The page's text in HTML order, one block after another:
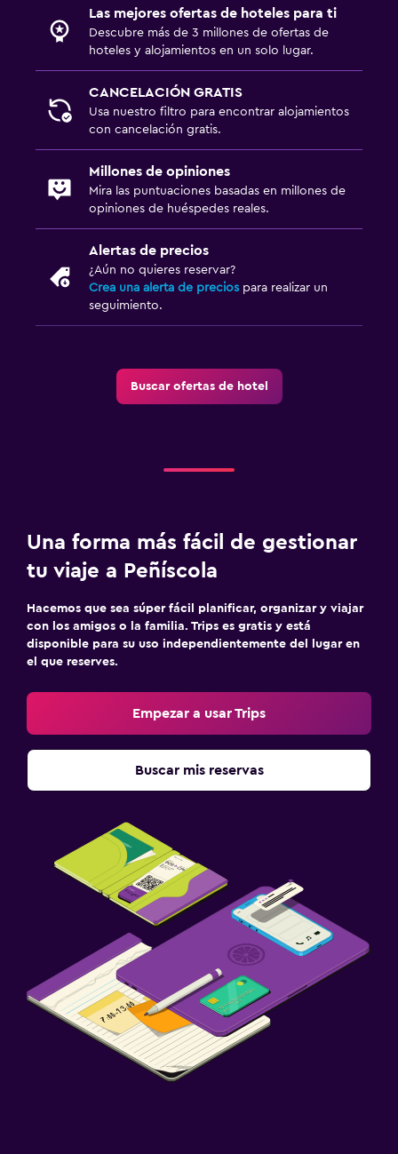
Las mejores ofertas de hoteles para ti
Descubre más de 3 millones de ofertas de
hoteles y alojamientos en un solo lugar.
CANCELACIÓN GRATIS
Usa nuestro filtro para encontrar alojamientos
con cancelación gratis.
Millones de opiniones
Mira las puntuaciones basadas en millones de
opiniones de huéspedes reales.
Alertas de precios
¿Aún no quieres reservar?
Crea una alerta de precios para realizar un
seguimiento.
Buscar ofertas de hotel
Una forma más fácil de gestionar
tu viaje a Peñíscola
Hacemos que sea súper fácil planificar, organizar y viajar
con los amigos o la familia. Trips es gratis y está
disponible para su uso independientemente del lugar en
el que reserves.
Empezar a usar Trips
Buscar mis reservas